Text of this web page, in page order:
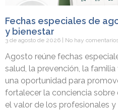
Fechas especiales de
y bienestar
3 de agosto de 2026 No hay
Agosto reúne fechas
salud, la prevención, la
una oportunidad para
fortalecer la conciencia
el valor de los profesionales